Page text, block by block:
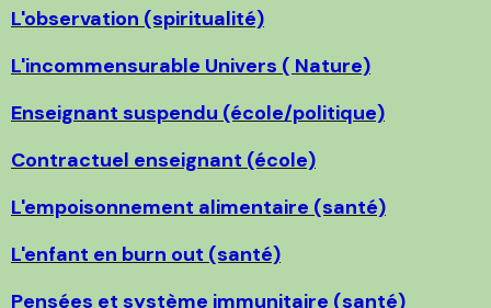
L'observation (spiritualité)
L'incommensurable Univers ( Nature)
Enseignant suspendu (école/politique)
Contractuel enseignant (école)
L'empoisonnement alimentaire (santé)
L'enfant en burn out (santé)
Pensées et système immunitaire (santé)